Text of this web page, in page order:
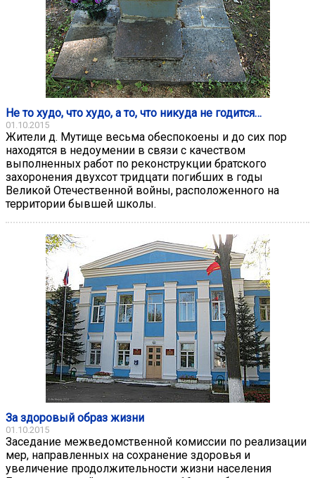
Не то худо, что худо, а то, что никуда не годится…
01.10.2015
Жители д. Мутище весьма обеспокоены и до сих пор
находятся в недоумении в связи с качеством
выполненных работ по реконструкции братского
захоронения двухсот тридцати погибших в годы
Великой Отечественной войны, расположенного на
территории бывшей школы.
За здоровый образ жизни
01.10.2015
Заседание межведомственной комиссии по реализации
мер, направленных на сохранение здоровья и
увеличение продолжительности жизни населения